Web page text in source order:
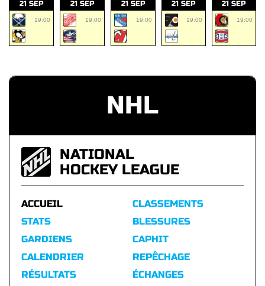
21 SEP
19:00
21 SEP
19:00
21 SEP
19:00
21 SEP
19:00
21 SEP
19:00
NHL
NATIONAL
HOCKEY LEAGUE
ACCUEIL
STATS
GARDIENS
CALENDRIER
RÉSULTATS
CLASSEMENTS
BLESSURES
CAPHIT
REPÊCHAGE
ÉCHANGES